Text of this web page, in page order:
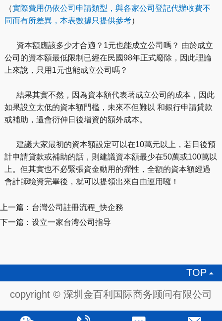
（實際費用仍依公司申請類型，與各家公司登記代辦收費不
同而有所差異，本表數據只提供參考）
資本額應該多少才合適？1元也能成立公司嗎？ 由於成立
公司的資本額最低限制已經在民國98年正式廢除，因此理論
上來說，只用1元也能成立公司嗎？
結果其實不然，因為資本額代表著成立公司的成本，因此
如果設立太低的資本額門檻，未來不但難以 和銀行申請貸款
或補助，還會衍伸日後增資的額外成本。
建議大家最初的資本額設定可以在10萬元以上，若日後預
計申請貸款或補助的話，則建議資本額最少在50萬或100萬以
上。但其實也不必緊張資金動用的彈性，全額的資本額經過
會計師驗資完畢後，就可以提領出來自由運用囉！
上一篇： 台灣公司註冊流程_快企務
下一篇： 设立一家台湾公司指导
TOP
copyright © 深圳金百利国际商务顾问有限公司